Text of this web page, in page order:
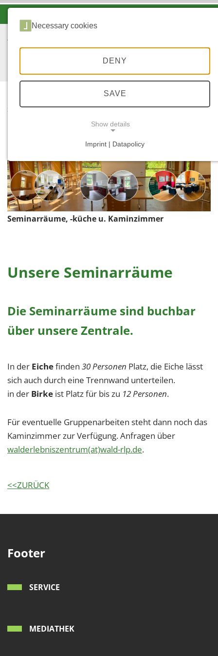
START
...
Seminarräume, -küche u. Kaminzimmer
Unsere Seminarräume
Die Seminarräume sind buchbar
über unsere Zentrale.
In der Eichefinden 30 Personen Platz, die Eiche lässt
sich auch durch eine Trennwand unterteilen.
in der Birke ist Platz für bis zu 12 Personen.
Für eventuelle Gruppenarbeiten steht dann noch das
Kaminzimmer zur Verfügung. Anfragen über
walderlebniszentrum(at)wald-rlp.de.
<<ZURÜCK
Footer
SERVICE
MEDIATHEK
Necessary cookies
DENY
SAVE
Show details
Imprint | Datapolicy